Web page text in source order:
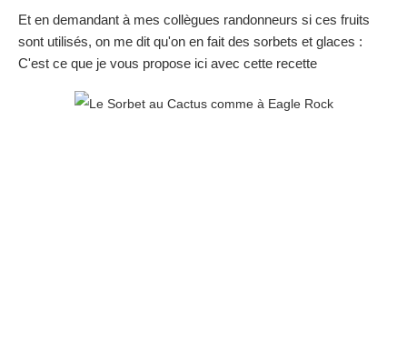
Et en demandant à mes collègues randonneurs si ces fruits
sont utilisés, on me dit qu'on en fait des sorbets et glaces :
C'est ce que je vous propose ici avec cette recette